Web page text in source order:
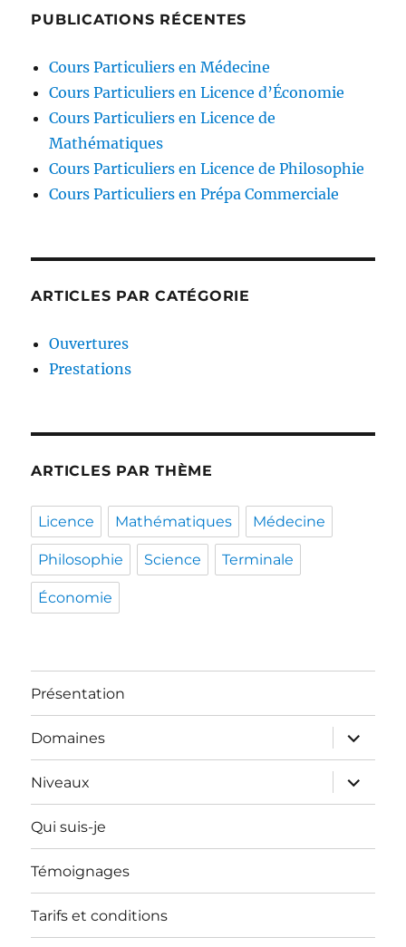
PUBLICATIONS RÉCENTES
Cours Particuliers en Médecine
Cours Particuliers en Licence d’Économie
Cours Particuliers en Licence de
Mathématiques
Cours Particuliers en Licence de Philosophie
Cours Particuliers en Prépa Commerciale
ARTICLES PAR CATÉGORIE
Ouvertures
Prestations
ARTICLES PAR THÈME
Licence Mathématiques Médecine
Philosophie Science Terminale
Économie
Présentation
Domaines
ouvrir
le
sous-
menu
Niveaux
ouvrir
le
sous-
Qui suis-je
Témoignages
Tarifs et conditions